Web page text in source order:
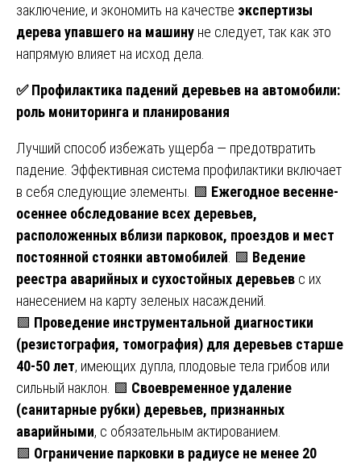
заключение, и экономить на качестве экспертизы
дерева упавшего на машину не следует, так как это
напрямую влияет на исход дела.
✅Профилактика падений деревьев на автомобили:
роль мониторинга и планирования
Лучший способ избежать ущерба — предотвратить
падение. Эффективная система профилактики включает
в себя следующие элементы. 🟩 Ежегодное весенне-
осеннее обследование всех деревьев,
расположенных вблизи парковок, проездов и мест
постоянной стоянки автомобилей . 🟩 Ведение
реестра аварийных и сухостойных деревьев с их
нанесением на карту зеленых насаждений.
🟩 Проведение инструментальной диагностики
(резистография, томография) для деревьев старше
40-50 лет, имеющих дупла, плодовые тела грибов или
сильный наклон. 🟩 Своевременное удаление
(санитарные рубки) деревьев, признанных
аварийными, с обязательным актированием.
🟩 Ограничение парковки в радиусе не менее 20